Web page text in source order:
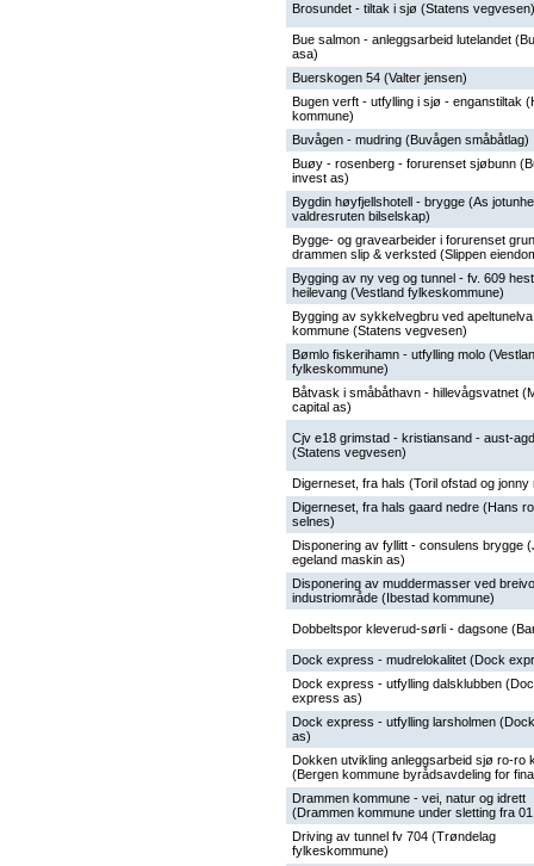
Brosundet - tiltak i sjø (Statens vegvesen)
Bue salmon - anleggsarbeid lutelandet
asa)
Buerskogen 54 (Valter jensen)
Bugen verft - utfylling i sjø - enganstiltak
kommune)
Buvågen - mudring (Buvågen småbåtlag)
Buøy - rosenberg - forurenset sjøbunn
invest as)
Bygdin høyfjellshotell - brygge (As
valdresruten bilselskap)
Bygge- og gravearbeider i forurenset
drammen slip & verksted (Slippen
Bygging av ny veg og tunnel - fv. 609
heilevang (Vestland fylkeskommune)
Bygging av sykkelvegbru ved
kommune (Statens vegvesen)
Bømlo fiskerihamn - utfylling molo
fylkeskommune)
Båtvask i småbåthavn - hillevågsvatnet
capital as)
Cjv e18 grimstad - kristiansand - aust-
(Statens vegvesen)
Digerneset, fra hals (Toril ofstad og jonny
Digerneset, fra hals gaard nedre (Hans
selnes)
Disponering av fyllitt - consulens brygge
egeland maskin as)
Disponering av muddermasser ved
industriområde (Ibestad kommune)
Dobbeltspor kleverud-sørli - dagsone
Dock express - mudrelokalitet (Dock
Dock express - utfylling dalsklubben
express as)
Dock express - utfylling larsholmen
as)
Dokken utvikling anleggsarbeid sjø ro-ro
(Bergen kommune byrådsavdeling for
Drammen kommune - vei, natur og idrett
(Drammen kommune under sletting fra
Driving av tunnel fv 704 (Trøndelag
fylkeskommune)